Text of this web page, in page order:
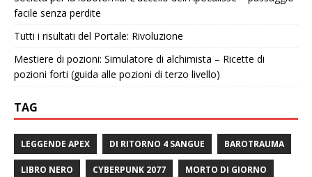
facile senza perdite
Tutti i risultati del Portale: Rivoluzione
Mestiere di pozioni: Simulatore di alchimista – Ricette di
pozioni forti (guida alle pozioni di terzo livello)
TAG
LEGGENDE APEX DI RITORNO 4 SANGUE BAROTRAUMA
LIBRO NERO CYBERPUNK 2077 MORTO DI GIORNO